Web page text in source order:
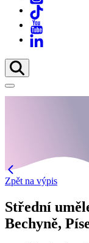
Zpět na výpis
Střední
Bechyně,